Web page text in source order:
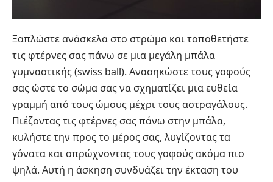
Ξαπλώστε ανάσκελα στο στρώμα και τοποθετήστε
τις φτέρνες σας πάνω σε μια μεγάλη μπάλα
γυμναστικής (swiss ball). Ανασηκώστε τους γοφούς
σας ώστε το σώμα σας να σχηματίζει μια ευθεία
γραμμή από τους ώμους μέχρι τους αστραγάλους.
Πιέζοντας τις φτέρνες σας πάνω στην μπάλα,
κυλήστε την προς το μέρος σας, λυγίζοντας τα
γόνατα και σπρώχνοντας τους γοφούς ακόμα πιο
ψηλά. Αυτή η άσκηση συνδυάζει την έκταση του